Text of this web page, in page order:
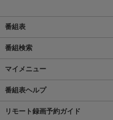
番組表
番組検索
マイメニュー
番組表ヘルプ
リモート録画予約ガイド